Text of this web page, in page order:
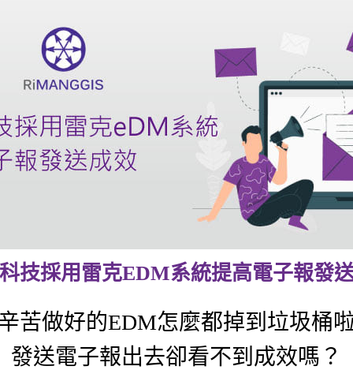
技採用雷克EDM系統提高電子報發
苦做好的EDM怎麼都掉到垃圾桶
發送電子報出去卻看不到成效嗎？